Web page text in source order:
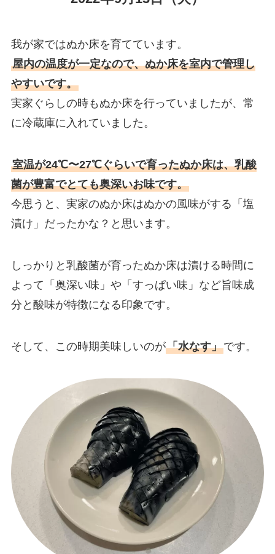
我が家ではぬか床を育てています。
屋内の温度が一定なので、ぬか床を室内で管理し
やすいです。
実家ぐらしの時もぬか床を行っていましたが、常
に冷蔵庫に入れていました。
室温が24℃〜27℃ぐらいで育ったぬか床は、乳酸
菌が豊富でとても奥深いお味です。
今思うと、実家のぬか床はぬかの風味がする「塩
漬け」だったかな？と思います。
しっかりと乳酸菌が育ったぬか床は漬ける時間に
よって「奥深い味」や「すっぱい味」など旨味成
分と酸味が特徴になる印象です。
そして、この時期美味しいのが「水なす」です。